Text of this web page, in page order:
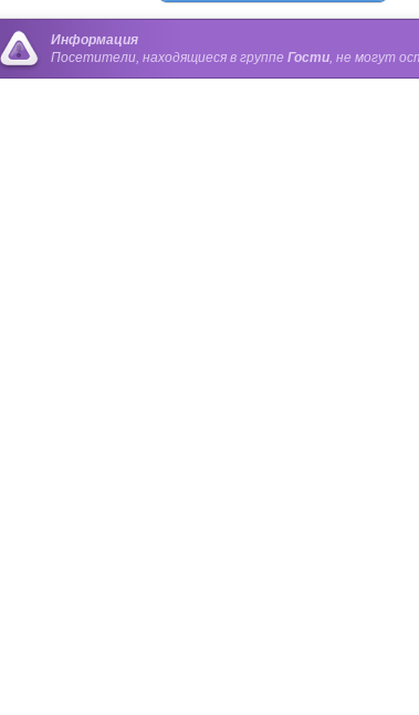
Информация
Посетители, находящиеся в группе Гости , не могут